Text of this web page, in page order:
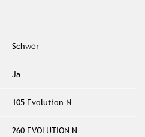
Schwer
Ja
105 Evolution N
260 EVOLUTION N